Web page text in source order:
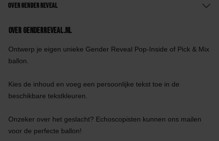
Over Gender Reveal
Over GenderReveal.nl
Ontwerp je eigen unieke Gender Reveal Pop-Inside of Pick & Mix
ballon.
Kies de inhoud en voeg een persoonlijke tekst toe in de
beschikbare tekstkleuren.
Onzeker over het geslacht? Echoscopisten kunnen ons mailen
voor de perfecte ballon!